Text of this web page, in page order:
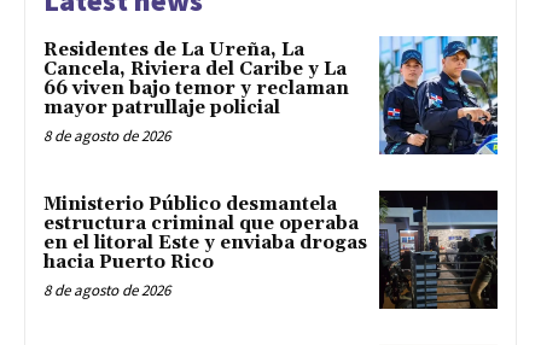
Residentes de La Ureña, La
Cancela, Riviera del Caribe y La
66 viven bajo temor y reclaman
mayor patrullaje policial
8 de agosto de 2026
Ministerio Público desmantela
estructura criminal que operaba
en el litoral Este y enviaba drogas
hacia Puerto Rico
8 de agosto de 2026